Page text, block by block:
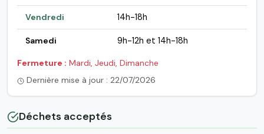
Vendredi 14h-18h
Samedi 9h-12h et 14h-18h
Fermeture : Mardi, Jeudi, Dimanche
Dernière mise à jour : 22/07/2026
Déchets acceptés